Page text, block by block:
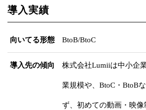
導入実績
向いてる形態 BtoB/BtoC
導入先の傾向 株式会社Lumiiは中小企
業規模や、BtoC・BtoB
ず、初めての動画・映